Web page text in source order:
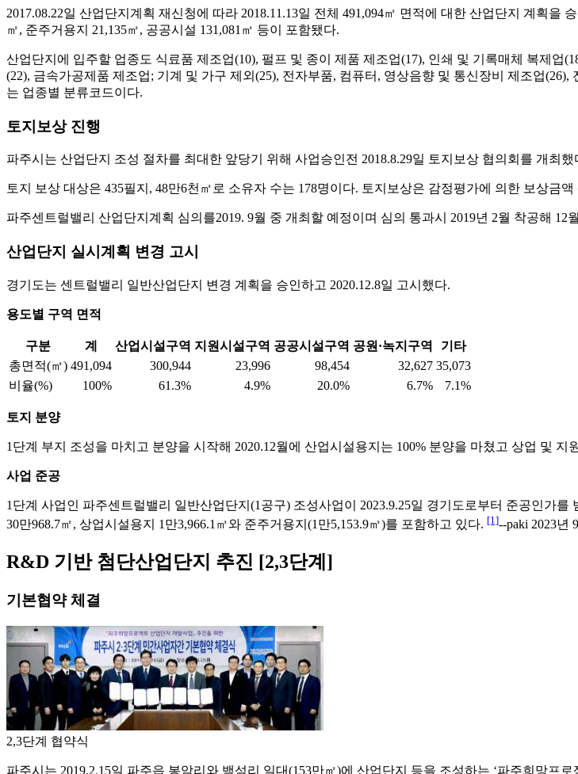
2017.08.22일 산업단지계획 재신청에 따라 2018.11.13일 전체 491,094㎡ 면적에 대한 산업단지 계획을
㎡, 준주거용지 21,135㎡, 공공시설 131,081㎡ 등이 포함됐다.
산업단지에 입주할 업종도 식료품 제조업(10), 펄프 및 종이 제품 제조업(17), 인쇄 및 기록매체 복제업
(22), 금속가공제품 제조업; 기계 및 가구 제외(25), 전자부품, 컴퓨터, 영상음향 및 통신장비 제조업
는 업종별 분류코드이다.
토지보상 진행
파주시는 산업단지 조성 절차를 최대한 앞당기 위해 사업승인전 2018.8.29일 토지보상 협의회를 개최했
토지 보상 대상은 435필지, 48만6천㎡로 소유자 수는 178명이다. 토지보상은 감정평가에 의한 보상금
파주센트럴밸리 산업단지계획 심의를2019. 9월 중 개최할 예정이며 심의 통과시 2019년 2월 착공해
산업단지 실시계획 변경 고시
경기도는 센트럴밸리 일반산업단지 변경 계획을 승인하고 2020.12.8일 고시했다.
용도별 구역 면적
구분 계 산업시설구역 지원시설구역 공공시설구역 공원·녹지구역
기타
총면적(㎡) 491,094 300,944 23,996 98,454 32,627 35,073
비율(%)
100% 61.3% 4.9% 20.0% 6.7% 7.1%
토지 분양
1단계 부지 조성을 마치고 분양을 시작해 2020.12월에 산업시설용지는 100% 분양을 마쳤고 상업 및 지
사업 준공
1단계 사업인 파주센트럴밸리 일반산업단지(1공구) 조성사업이 2023.9.25일 경기도로부터 준공인가
30만968.7㎡, 상업시설용지 1만3,966.1㎡와 준주거용지(1만5,153.9㎡)를 포함하고 있다. [1]--paki 2023년
R&D 기반 첨단산업단지 추진 [2,3단계]
기본협약 체결
2,3단계 협약식
파주시는 2019.2.15일 파주읍 봉암리와 백석리 일대(153만㎡)에 산업단지 등을 조성하는 ‘파주희망프